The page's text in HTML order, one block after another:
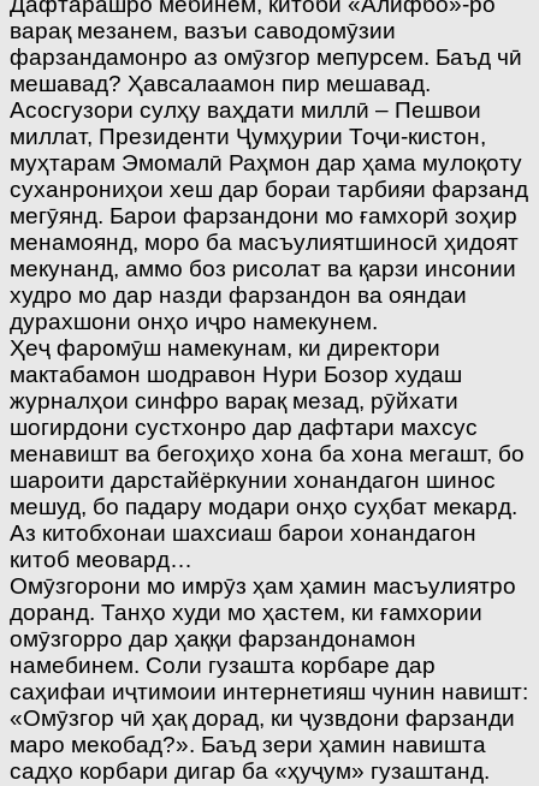
варақ мезанем, вазъи саводомӯзии
фарзандамонро аз омӯзгор мепурсем. Баъд чӣ
мешавад? Ҳавсалаамон пир мешавад.
Асосгузори сулҳу ваҳдати миллӣ – Пешвои
миллат, Президенти Ҷумҳурии Тоҷи-кистон,
муҳтарам Эмомалӣ Раҳмон дар ҳама мулоқоту
суханрониҳои хеш дар бораи тарбияи фарзанд
мегӯянд. Барои фарзандони мо ғамхорӣ зоҳир
менамоянд, моро ба масъулиятшиносӣ ҳидоят
мекунанд, аммо боз рисолат ва қарзи инсонии
худро мо дар назди фарзандон ва ояндаи
дурахшони онҳо иҷро намекунем.
Ҳеҷ фаромӯш намекунам, ки директори
мактабамон шодравон Нури Бозор худаш
журналҳои синфро варақ мезад, рӯйхати
шогирдони сустхонро дар дафтари махсус
менавишт ва бегоҳиҳо хона ба хона мегашт, бо
шароити дарстайёркунии хонандагон шинос
мешуд, бо падару модари онҳо суҳбат мекард.
Аз китобхонаи шахсиаш барои хонандагон
китоб меовард…
Омӯзгорони мо имрӯз ҳам ҳамин масъулиятро
доранд. Танҳо худи мо ҳастем, ки ғамхории
омӯзгорро дар ҳаққи фарзандонамон
намебинем. Соли гузашта корбаре дар
саҳифаи иҷтимоии интернетияш чунин навишт:
«Омӯзгор чӣ ҳақ дорад, ки ҷузвдони фарзанди
маро мекобад?». Баъд зери ҳамин навишта
садҳо корбари дигар ба «ҳуҷум» гузаштанд.